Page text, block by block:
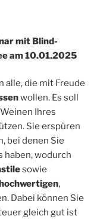
mit Blind-
am 10.01.2025
alle, die mit Freude
wollen. Es soll
Ihres
Sie erspüren
bei denen Sie
haben, wodurch
sowie
,
Dabei können Sie
gleich gut ist